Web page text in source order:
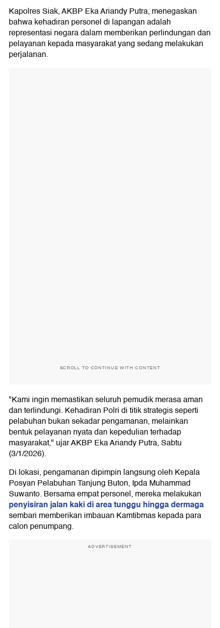
Kapolres Siak, AKBP Eka Ariandy Putra, menegaskan
bahwa kehadiran personel di lapangan adalah
representasi negara dalam memberikan perlindungan dan
pelayanan kepada masyarakat yang sedang melakukan
perjalanan.
SCROLL TO CONTINUE WITH CONTENT
"Kami ingin memastikan seluruh pemudik merasa aman
dan terlindungi. Kehadiran Polri di titik strategis seperti
pelabuhan bukan sekadar pengamanan, melainkan
bentuk pelayanan nyata dan kepedulian terhadap
masyarakat," ujar AKBP Eka Ariandy Putra, Sabtu
(3/1/2026).
Di lokasi, pengamanan dipimpin langsung oleh Kepala
Posyan Pelabuhan Tanjung Buton, Ipda Muhammad
Suwanto. Bersama empat personel, mereka melakukan
penyisiran jalan kaki di area tunggu hingga dermaga
sembari memberikan imbauan Kamtibmas kepada para
calon penumpang.
ADVERTISEMENT